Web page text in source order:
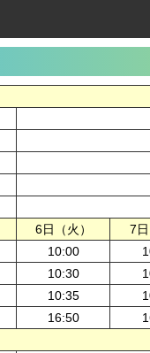
6日（火）
7
10:00
10:30
10:35
16:50